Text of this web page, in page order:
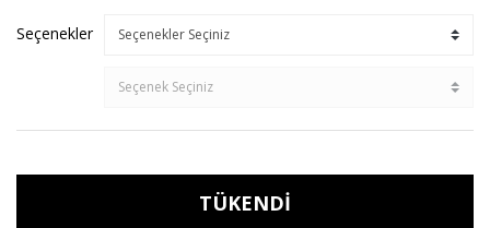
Seçenekler
TÜKENDİ